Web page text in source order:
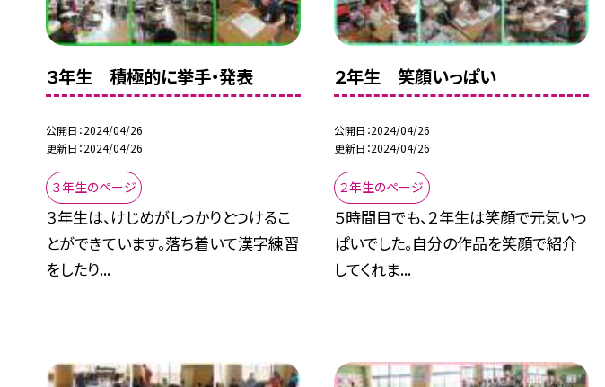
３年生 積極的に挙手・発表
公開日 2024/04/26
更新日 2024/04/26
３年生のページ
３年生は、けじめがしっかりとつけるこ
とができています。落ち着いて漢字練習
をしたり...
２年生 笑顔いっぱい
公開日 2024/04/26
更新日 2024/04/26
２年生のページ
５時間目でも、２年生は笑顔で元気いっ
ぱいでした。自分の作品を笑顔で紹介
してくれま...